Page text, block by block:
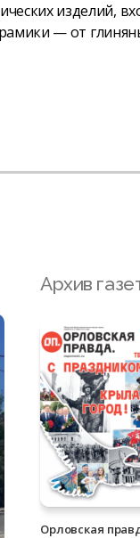
изделий,
— от
Архив
Орловская